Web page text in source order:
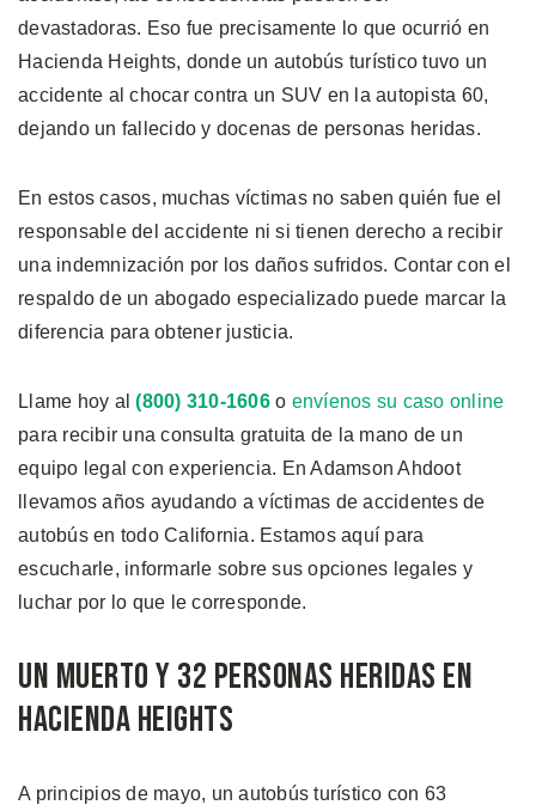
devastadoras. Eso fue precisamente lo que ocurrió en
Hacienda Heights, donde un autobús turístico tuvo un
accidente al chocar contra un SUV en la autopista 60,
dejando un fallecido y docenas de personas heridas.
En estos casos, muchas víctimas no saben quién fue el
responsable del accidente ni si tienen derecho a recibir
una indemnización por los daños sufridos. Contar con el
respaldo de un abogado especializado puede marcar la
diferencia para obtener justicia.
Llame hoy al(800) 310-1606o envíenos su caso online
para recibir una consulta gratuita de la mano de un
equipo legal con experiencia. En Adamson Ahdoot
llevamos años ayudando a víctimas de accidentes de
autobús en todo California. Estamos aquí para
escucharle, informarle sobre sus opciones legales y
luchar por lo que le corresponde.
Un Muerto y 32 Personas Heridas en
Hacienda Heights
A principios de mayo, un autobús turístico con 63